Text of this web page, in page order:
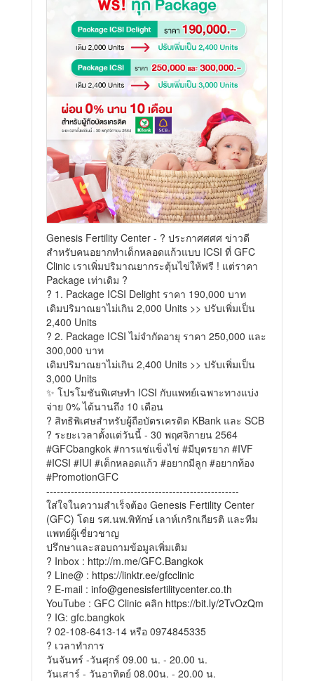
Genesis Fertility Center - ? ประกาศศศศ ข่าวดี
สำหรับคนอยากทำเด็กหลอดแก้วแบบ ICSI ที่ GFC
Clinic เราเพิ่มปริมาณยากระตุ้นไข่ให้ฟรี ! แต่ราคา
Package เท่าเดิม ?
? 1. Package ICSI Delight ราคา 190,000 บาท
เดิมปริมาณยาไม่เกิน 2,000 Units >> ปรับเพิ่มเป็น
2,400 Units
? 2. Package ICSI ไม่จำกัดอายุ ราคา 250,000 และ
300,000 บาท
เดิมปริมาณยาไม่เกิน 2,400 Units >> ปรับเพิ่มเป็น
3,000 Units
✨ โปรโมชันพิเศษทำ ICSI กับแพทย์เฉพาะทางแบ่ง
จ่าย 0% ได้นานถึง 10 เดือน
? สิทธิพิเศษสำหรับผู้ถือบัตรเครดิต KBank และ SCB
? ระยะเวลาตั้งแต่วันนี้ - 30 พฤศจิกายน 2564
#GFCbangkok #การแช่แข็งไข่ #มีบุตรยาก #IVF
#ICSI #IUI #เด็กหลอดแก้ว #อยากมีลูก #อยากท้อง
#PromotionGFC
-------------------------------------------------------
ใส่ใจในความสำเร็จต้อง Genesis Fertility Center
(GFC) โดย รศ.นพ.พิทักษ์ เลาห์เกริกเกียรติ และทีม
แพทย์ผู้เชี่ยวชาญ
ปรึกษาและสอบถามข้อมูลเพิ่มเติม
? Inbox : http://m.me/GFC.Bangkok
? Line@ : https://linktr.ee/gfcclinic
? E-mail : info@genesisfertilitycenter.co.th
YouTube : GFC Clinic คลิก https://bit.ly/2TvOzQm
? IG: gfc.bangkok
? 02-108-6413-14 หรือ 0974845335
? เวลาทำการ
วันจันทร์ -วันศุกร์ 09.00 น. - 20.00 น.
วันเสาร์ - วันอาทิตย์ 08.00น. - 20.00 น.